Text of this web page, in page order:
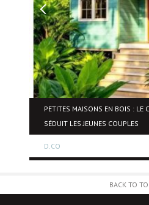
PETITES MAISONS EN BOIS : LE
SÉDUIT LES JEUNES COUPLES
D.CO
BACK TO